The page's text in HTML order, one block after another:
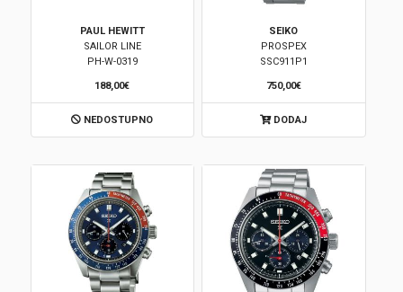
Prijava
Registracija
PAUL HEWITT
SAILOR LINE
PH-W-0319
188,00€
NEDOSTUPNO
SEIKO
PROSPEX
SSC911P1
750,00€
DODAJ